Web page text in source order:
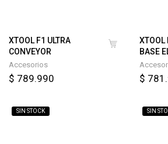
XTOOL F1 ULTRA
CONVEYOR
Accesorios
$ 789.990
XTOOL
BASE
$
SIN STOCK SIN